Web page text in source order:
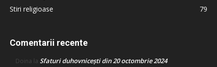
Stiri religioase
79
Comentarii recente
Doina la Sfaturi duhovnicești din 20 octombrie 2024